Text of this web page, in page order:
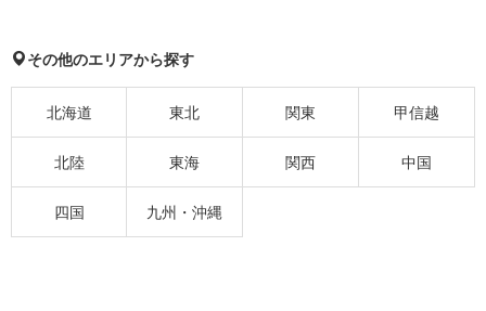
その他のエリアから探す
北海道 東北 関東 甲信越
北陸 東海 関西 中国
四国 九州・沖縄